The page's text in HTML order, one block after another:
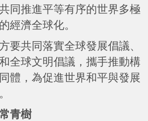
同推進平等有序的世界多極
經濟全球化。
要共同落實全球發展倡議、
全球文明倡議，攜手推動構
體，為促進世界和平與發展
青樹